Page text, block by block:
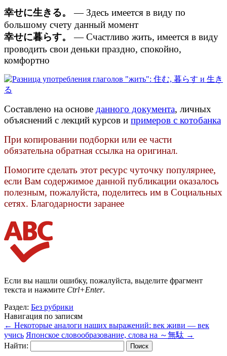
幸せに生きる。
— Здесь имеется в виду по
большому счету данный момент
幸せに暮らす。
— Счастливо жить, имеется в виду
проводить свои деньки праздно, спокойно,
комфортно
Составлено на основе данного документа, личных
объяснений с лекций курсов и примеров с котобанка
При копировании подборки или ее части
обязательна обратная ссылка на оригинал.
Помогите сделать этот ресурс чуточку популярнее,
если Вам содержимое данной публикации оказалось
полезным, пожалуйста, поделитесь им в Социальных
сетях. Благодарности заранее
Если вы нашли ошибку, пожалуйста, выделите фрагмент
текста и нажмите Ctrl+Enter.
Раздел: Без рубрики
Навигация по записям
← Некоторые аналоги наших выражений: век живи — век
учись Японское словообразование, слова на ～無駄 →
Найти: